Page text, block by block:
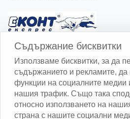
Изчисли доставката с Еконт
Изчисли доставката със Спиди
Съдържание бисквитки
Използваме бисквитки, за да
съдържанието и рекламите,
функции на социалните медии
нашия трафик. Също така
относно използването на
страна с нашите социални